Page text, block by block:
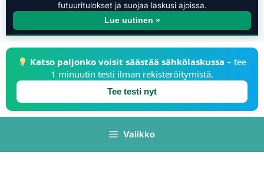
futuuritulokset ja suojaa laskusi ajoissa.
Lue uutinen »
Katso paljonko voisit säästää sähkölaskussa – tee
1 minuutin testi ilman rekisteröitymistä.
Tee testi nyt
Valikko